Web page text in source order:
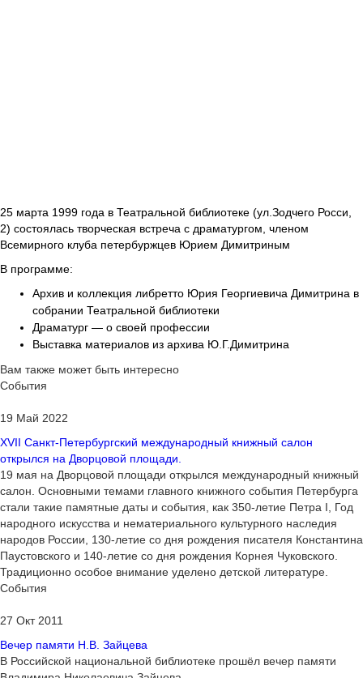
25 марта 1999 года в Театральной библиотеке (ул.Зодчего Росси,
2) состоялась творческая встреча с драматургом, членом
Всемирного клуба петербуржцев Юрием Димитриным
В программе:
Архив и коллекция либретто Юрия Георгиевича Димитрина в
собрании Театральной библиотеки
Драматург — о своей профессии
Выставка материалов из архива Ю.Г.Димитрина
Вам также может быть интересно
События
19 Май 2022
XVII Санкт-Петербургский международный книжный салон
открылся на Дворцовой площади.
19 мая на Дворцовой площади открылся международный книжный
салон. Основными темами главного книжного события Петербурга
стали такие памятные даты и события, как 350-летие Петра I, Год
народного искусства и нематериального культурного наследия
народов России, 130-летие со дня рождения писателя Константина
Паустовского и 140-летие со дня рождения Корнея Чуковского.
Традиционно особое внимание уделено детской литературе.
События
27 Окт 2011
Вечер памяти Н.В. Зайцева
В Российской национальной библиотеке прошёл вечер памяти